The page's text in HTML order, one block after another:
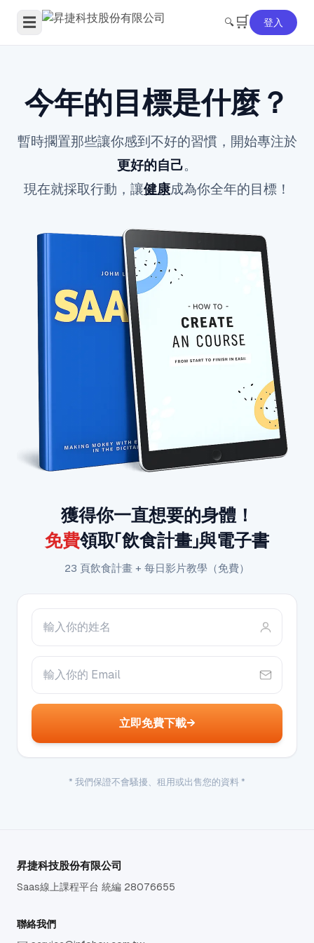
☰ 🔍 🛒 登入
今年的目標是什麼？
暫時擱置那些讓你感到不好的習慣，開始專注於
更好的自己。
現在就採取行動，讓健康成為你全年的目標！
獲得你一直想要的身體！
免費領取「飲食計畫」與電子書
23 頁飲食計畫 + 每日影片教學（免費）
立即免費下載→
* 我們保證不會騷擾、租用或出售您的資料 *
昇捷科技股份有限公司
Saas線上課程平台 統編 28076655
聯絡我們